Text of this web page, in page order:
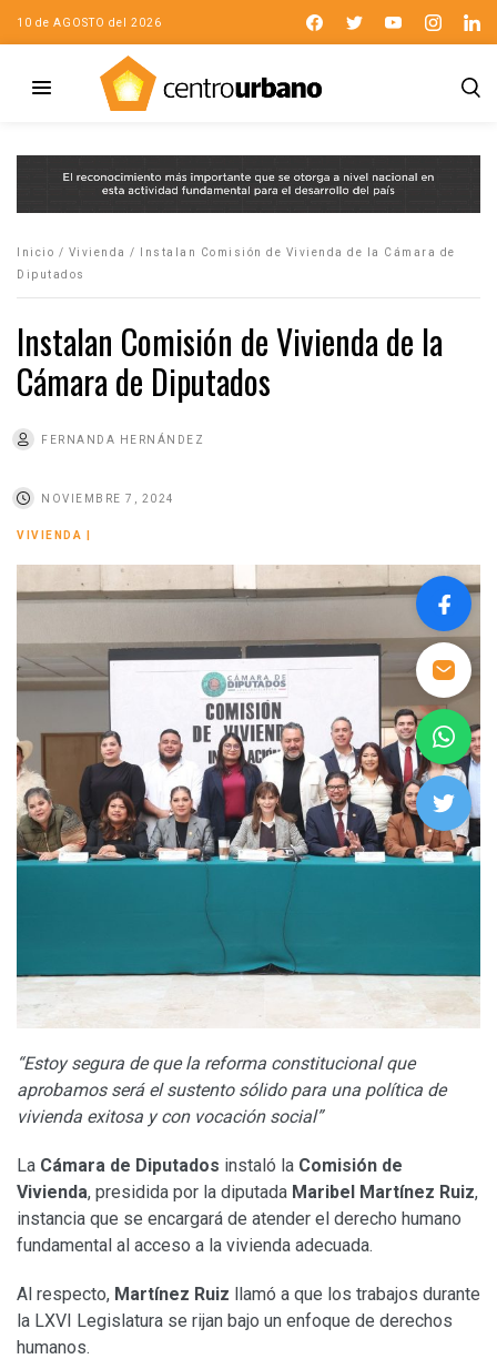
10 de AGOSTO del 2026
Inicio / Vivienda /
Instalan Comisión de Vivienda de la Cámara de
Diputados
Instalan Comisión de Vivienda de la
Cámara de Diputados
FERNANDA HERNÁNDEZ
NOVIEMBRE 7, 2024
VIVIENDA
“Estoy segura de que la reforma constitucional que
aprobamos será el sustento sólido para una política de
vivienda exitosa y con vocación social”
La Cámara de Diputados instaló la Comisión de
Vivienda, presidida por la diputada Maribel Martínez Ruiz,
instancia que se encargará de atender el derecho humano
fundamental al acceso a la vivienda adecuada.
Al respecto, Martínez Ruiz llamó a que los trabajos durante
la LXVI Legislatura se rijan bajo un enfoque de derechos
humanos.